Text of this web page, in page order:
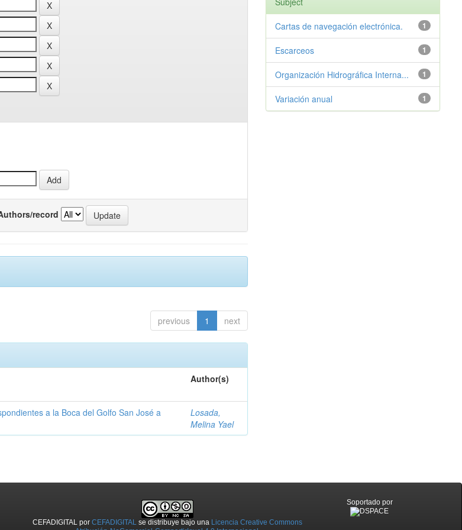
record
previous 1 next
Author(s)
a la Boca del Golfo San José a
Losada,
Melina Yael
1
Cartas de navegación electrónica.
1
Escarceos
1
Organización Hidrográfica Interna...
1
Variación anual
CEFADIGITAL porCEFADIGITAL se distribuye bajo una Licencia Creative Commons
Soportado por